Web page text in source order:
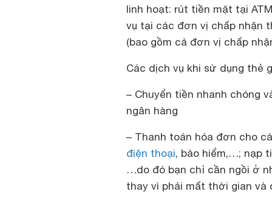
linh hoạt: rút tiền mặt tại
vụ tại các đơn vị chấp nhận
(bao gồm cả đơn vị chấp
Các dịch vụ khi sử dụng thẻ
– Chuyển tiền nhanh chóng
ngân hàng
– Thanh toán hóa đơn cho
điện thoại, bảo hiểm,…; nạp
…do đó bạn chỉ cần ngồi ở
thay vì phải mất thời gian và